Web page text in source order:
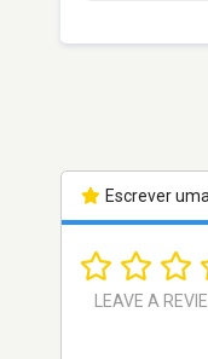
Escrever